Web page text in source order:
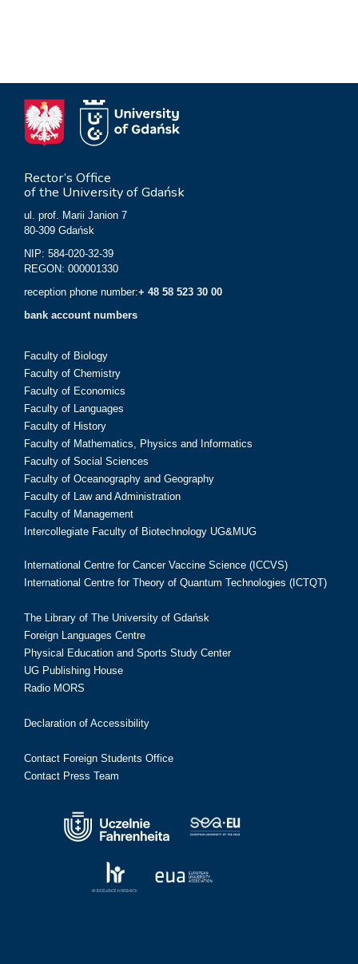
Rector’s Office
of the University of Gdańsk
ul. prof. Marii Janion 7
80-309 Gdańsk
NIP: 584-020-32-39
REGON: 000001330
reception phone number:+ 48 58 523 30 00
bank account numbers
Faculty of Biology
Faculty of Chemistry
Faculty of Economics
Faculty of Languages
Faculty of History
Faculty of Mathematics, Physics and Informatics
Faculty of Social Sciences
Faculty of Oceanography and Geography
Faculty of Law and Administration
Faculty of Management
Intercollegiate Faculty of Biotechnology UG&MUG
International Centre for Cancer Vaccine Science (ICCVS)
International Centre for Theory of Quantum Technologies (ICTQT)
The Library of The University of Gdańsk
Foreign Languages Centre
Physical Education and Sports Study Center
UG Publishing House
Radio MORS
Declaration of Accessibility
Contact Foreign Students Office
Contact Press Team